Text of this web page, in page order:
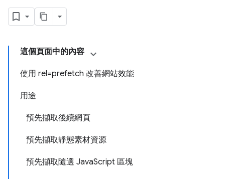
這個頁面中的內容
使用 rel=prefetch 改善網站效能
用途
預先擷取後續網頁
預先擷取靜態素材資源
預先擷取隨選 JavaScript 區塊